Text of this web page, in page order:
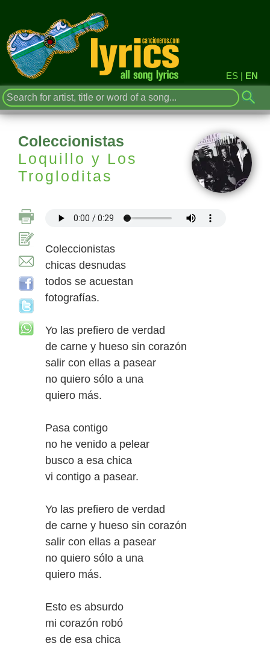
ES | EN
Coleccionistas
Loquillo y Los
Trogloditas
Coleccionistas
chicas desnudas
todos se acuestan
fotografías.
Yo las prefiero de verdad
de carne y hueso sin corazón
salir con ellas a pasear
no quiero sólo a una
quiero más.
Pasa contigo
no he venido a pelear
busco a esa chica
vi contigo a pasear.
Yo las prefiero de verdad
de carne y hueso sin corazón
salir con ellas a pasear
no quiero sólo a una
quiero más.
Esto es absurdo
mi corazón robó
es de esa chica